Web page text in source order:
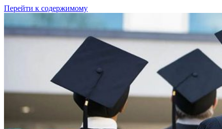
Перейти к содержимому